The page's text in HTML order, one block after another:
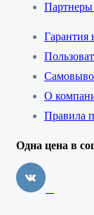
Партнеры
Гарантия
О
Правила
Одна цена в